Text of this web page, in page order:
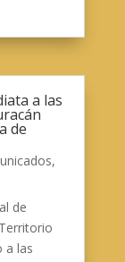
a las
de
,
de
a las